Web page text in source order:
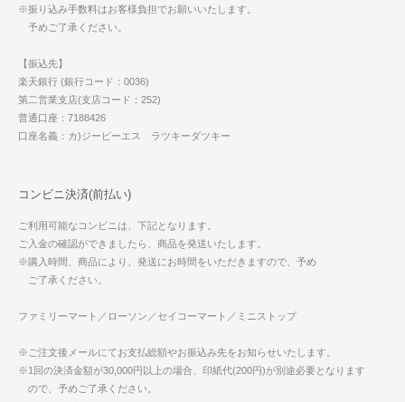
※振り込み手数料はお客様負担でお願いいたします。
予めご了承ください。
【振込先】
楽天銀行 (銀行コード：0036)
第二営業支店(支店コード：252)
普通口座：7188426
口座名義：カ)ジーピーエス ラツキーダツキー
コンビニ決済(前払い)
ご利用可能なコンビニは、下記となります。
ご入金の確認ができましたら、商品を発送いたします。
※購入時間、商品により、発送にお時間をいただきますので、予め
ご了承ください。
ファミリーマート／ローソン／セイコーマート／ミニストップ
※ご注文後メールにてお支払総額やお振込み先をお知らせいたします。
※1回の決済金額が30,000円以上の場合、印紙代(200円)が別途必要となります
ので、予めご了承ください。